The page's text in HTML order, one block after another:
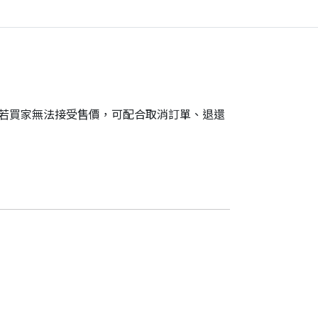
買家無法接受售價，可配合取消訂單、退還